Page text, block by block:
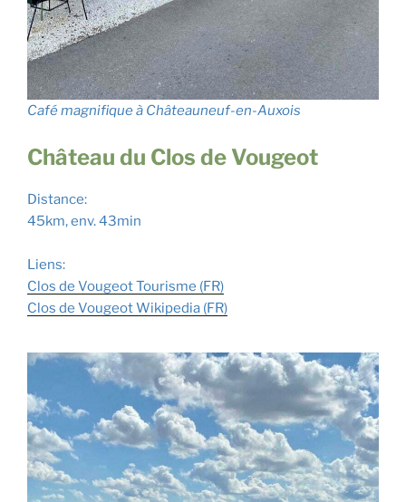
Café magnifique à Châteauneuf-en-Auxois
Château du Clos de Vougeot
Distance:
45km, env. 43min
Liens:
Clos de Vougeot Tourisme (FR)
Clos de Vougeot Wikipedia (FR)